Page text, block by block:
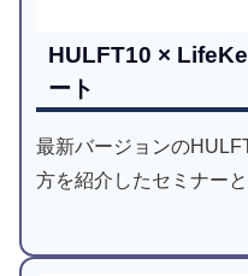
HULFT10 ×
ート
最新バージョンの
方を紹介したセミナーと